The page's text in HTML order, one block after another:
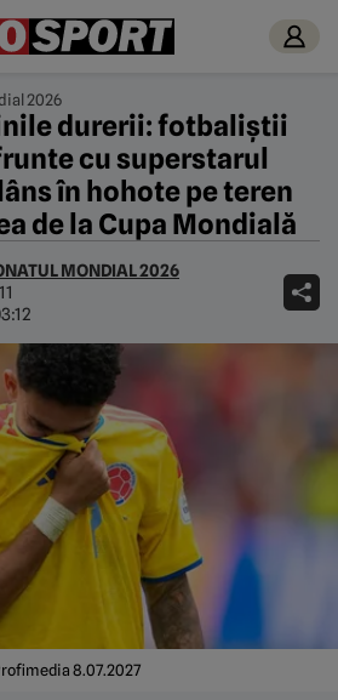
2026
durerii: fotbaliștii
cu superstarul
în hohote pe teren
de la Cupa Mondială
MONDIAL 2026
8.07.2027